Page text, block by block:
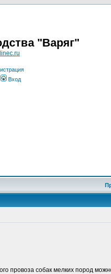
"Варяг"
Вход
провоза собак мелких пород